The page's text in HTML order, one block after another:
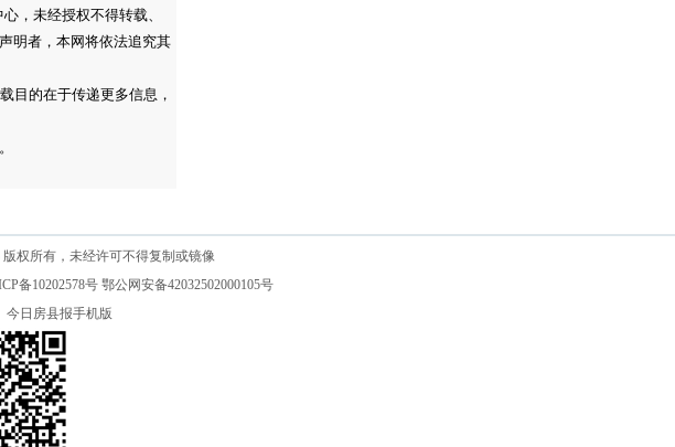
，未经授权不得转载、
明者，本网将依法追究其
目的在于传递更多信息，
权所有，未经许可不得复制或镜像
备10202578号 鄂公网安备42032502000105号
今日房县报手机版